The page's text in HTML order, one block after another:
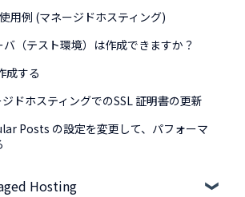
用例 (マネージドホスティング)
（テスト環境）は作成できますか？
成する
ドホスティングでのSSL 証明書の更新
Posts の設定を変更して、パフォーマ
Hosting